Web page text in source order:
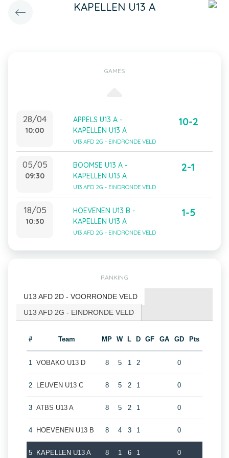
KAPELLEN U13 A
GAMES
28/04
10:00
APPELS U13 A -
KAPELLEN U13 A
U13 AFD 2G - EINDRONDE VELD
10-2
05/05
09:30
BOOMSE U13 A -
KAPELLEN U13 A
U13 AFD 2G - EINDRONDE VELD
2-1
18/05
10:30
HOEVENEN U13 B -
KAPELLEN U13 A
U13 AFD 2G - EINDRONDE VELD
1-5
RANKING
U13 AFD 2D - VOORRONDE VELD
U13 AFD 2G - EINDRONDE VELD
# Team MP W L D GF GA GD Pts
1 VOBAKO U13 D 8 5 1 2 0
2 LEUVEN U13 C 8 5 2 1 0
3 ATBS U13 A 8 5 2 1 0
4 HOEVENEN U13 B 8 4 3 1 0
5 KAPELLEN U13 A 8 1 6 1 0